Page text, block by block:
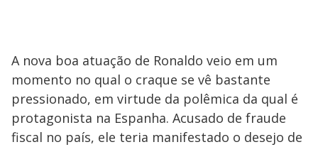
A nova boa atuação de Ronaldo veio em um
momento no qual o craque se vê bastante
pressionado, em virtude da polêmica da qual é
protagonista na Espanha. Acusado de fraude
fiscal no país, ele teria manifestado o desejo de